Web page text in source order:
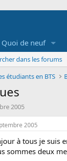
Quoi de neuf
dans les forums
étudiants en BTS
2005
2005
à tous je suis
sommes deux